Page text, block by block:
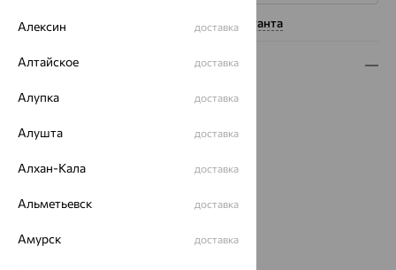
Нужна помощь консультанта
Описание
Вид изделия:
драгоценные камни
Металл:
Страна происхождения:
РОССИЯ
Вид вставки:
Алексин доставка
Алтайское доставка
Алупка доставка
Алушта доставка
Алхан-Кала доставка
Альметьевск доставка
Амурск доставка